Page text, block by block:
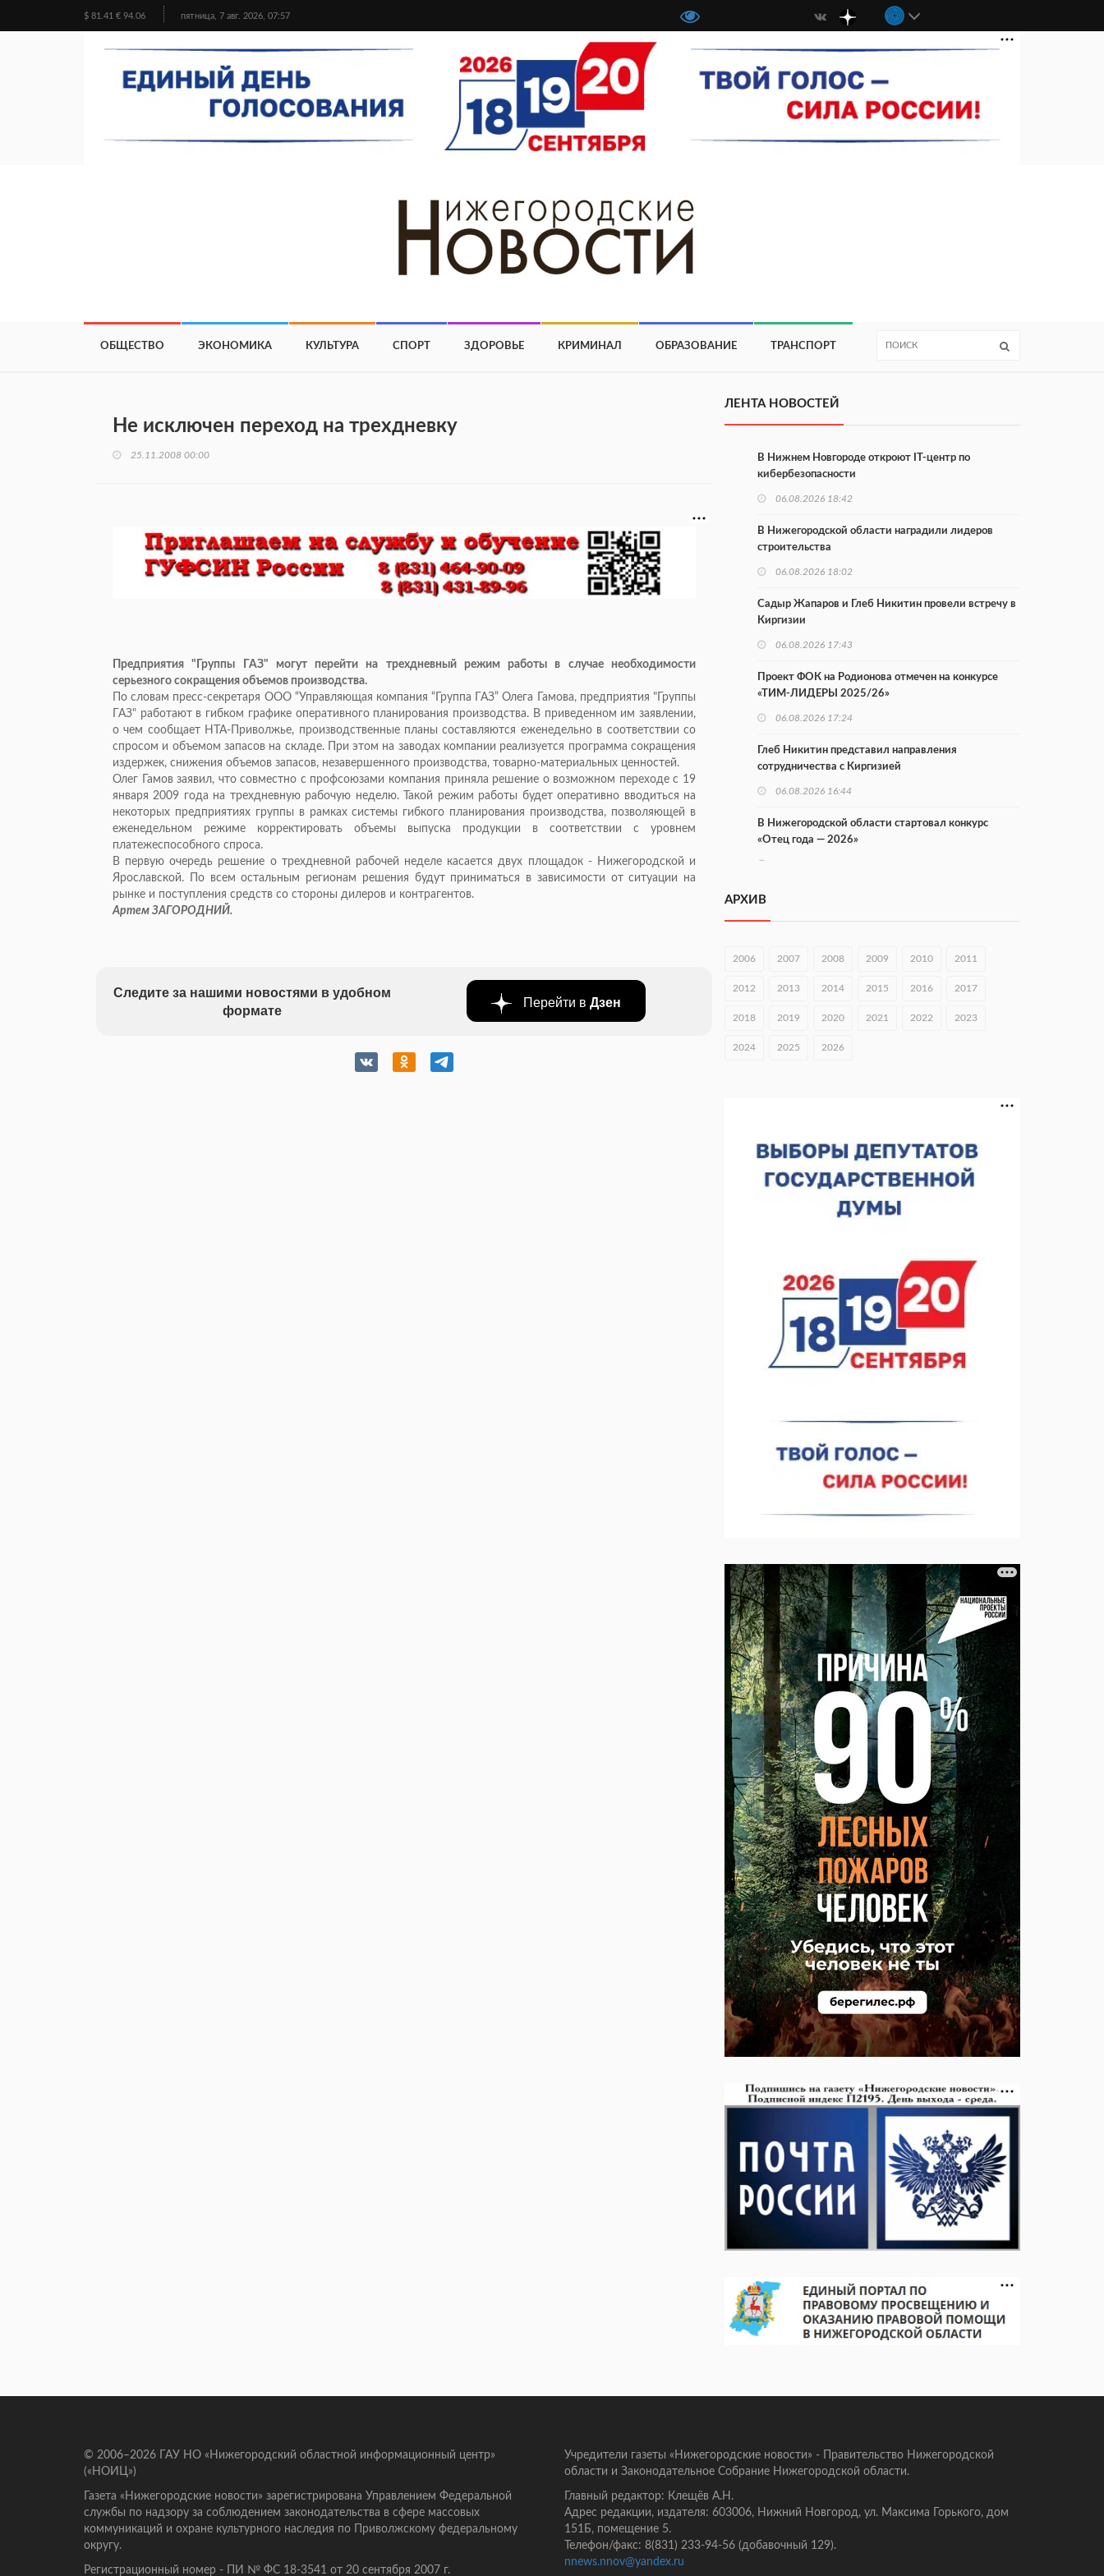
$ 81.41 € 94.06 пятница, 7 авг. 2026, 07:57
ОБЩЕСТВО ЭКОНОМИКА КУЛЬТУРА СПОРТ ЗДОРОВЬЕ КРИМИНАЛ ОБРАЗОВАНИЕ ТРАНСПОРТ
Не исключен переход на трехдневку
25.11.2008 00:00
Предприятия "Группы ГАЗ" могут перейти на трехдневный режим работы в случае необходимости
серьезного сокращения объемов производства.
По словам пресс-секретаря ООО “Управляющая компания “Группа ГАЗ” Олега Гамова, предприятия "Группы
ГАЗ" работают в гибком графике оперативного планирования производства. В приведенном им заявлении,
о чем сообщает НТА-Приволжье, производственные планы составляются еженедельно в соответствии со
спросом и объемом запасов на складе. При этом на заводах компании реализуется программа сокращения
издержек, снижения объемов запасов, незавершенного производства, товарно-материальных ценностей.
Олег Гамов заявил, что совместно с профсоюзами компания приняла решение о возможном переходе с 19
января 2009 года на трехдневную рабочую неделю. Такой режим работы будет оперативно вводиться на
некоторых предприятиях группы в рамках системы гибкого планирования производства, позволяющей в
еженедельном режиме корректировать объемы выпуска продукции в соответствии с уровнем
платежеспособного спроса.
В первую очередь решение о трехдневной рабочей неделе касается двух площадок - Нижегородской и
Ярославской. По всем остальным регионам решения будут приниматься в зависимости от ситуации на
рынке и поступления средств со стороны дилеров и контрагентов.
Артем ЗАГОРОДНИЙ.
Следите за нашими новостями в удобном
формате
Перейти в Дзен
ЛЕНТА НОВОСТЕЙ
В Нижнем Новгороде откроют IT-центр по
кибербезопасности
06.08.2026 18:42
В Нижегородской области наградили лидеров
строительства
06.08.2026 18:02
Садыр Жапаров и Глеб Никитин провели встречу в
Киргизии
06.08.2026 17:43
Проект ФОК на Родионова отмечен на конкурсе
«ТИМ-ЛИДЕРЫ 2025/26»
06.08.2026 17:24
Глеб Никитин представил направления
сотрудничества с Киргизией
06.08.2026 16:44
В Нижегородской области стартовал конкурс
«Отец года — 2026»
Городец подписал соглашения с Кара-Кулем и
вырос в 1,9 раза
В Нижнем Новгороде открыли фестиваль «Семья
06.08.2026 15:26
Видели ночь, бежали всю ночь... На
Нижневолжской набережной прошел необычный
06.08.2026 15:05
Нижегородские хирурги выполнили трансоральную
операцию на щитовидной железе
06.08.2026 15:03
АРХИВ
2006 2007 2008 2009 2010 2011
2012 2013 2014 2015 2016 2017
2018 2019 2020 2021 2022 2023
2024 2025 2026
© 2006–2026 ГАУ НО «Нижегородский областной информационный центр»
(«НОИЦ»)
Газета «Нижегородские новости» зарегистрирована Управлением Федеральной
службы по надзору за соблюдением законодательства в сфере массовых
коммуникаций и охране культурного наследия по Приволжскому федеральному
округу.
Регистрационный номер - ПИ № ФС 18-3541 от 20 сентября 2007 г.
Учредители газеты «Нижегородские новости» - Правительство Нижегородской
области и Законодательное Собрание Нижегородской области.
Главный редактор: Клещёв А.Н.
Адрес редакции, издателя: 603006, Нижний Новгород, ул. Максима Горького, дом
151Б, помещение 5.
Телефон/факс: 8(831) 233-94-56 (добавочный 129).
nnews.nnov@yandex.ru